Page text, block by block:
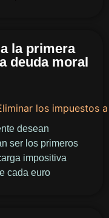
la primera
deuda moral
desean
ser los primeros
impositiva
cada euro